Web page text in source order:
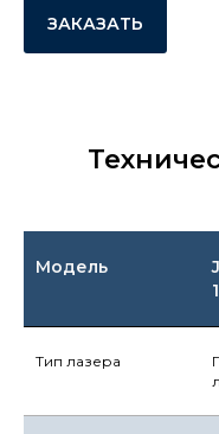
ЗАКАЗАТЬ
Модель
Тип лазера